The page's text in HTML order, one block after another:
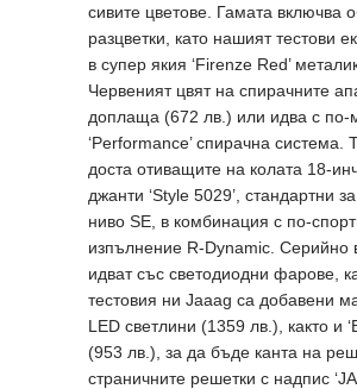
сивите цветове. Гамата включва
разцветки, като нашият тестови
в супер якия ‘Firenze Red’
Червеният цвят на спирачните
доплаща (672 лв.) или идва с по-
‘Performance’ спирачна система.
доста отиващите на колата 18-
джанти ‘Style 5029’, стандартни
ниво SE, в комбинация с по-
изпълнение R-Dynamic. Серийно
идват със светодиодни фарове,
тестовия ни Jaaag са добавени
LED светлини (1359 лв.), както и
(953 лв.), за да бъде канта на
страничните решетки с надпис